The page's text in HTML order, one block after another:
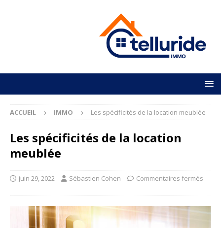
ACCUEIL IMMO Les spécificités de la location meublée
Les spécificités de la location
meublée
juin 29, 2022 Sébastien Cohen Commentaires fermés